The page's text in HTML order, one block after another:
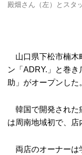
殿畑さん（左）とスタ
山口県下松市楠木
ン「ADRY.」と巻
助」がオープンした
韓国で開発された
は周南地域初で、店
両店のオーナーは